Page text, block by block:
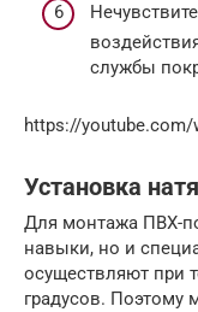
службы
https://youtube.com/
Установка
Для монтажа ПВХ-
навыки, но и
осуществляют при
градусов. Поэтому